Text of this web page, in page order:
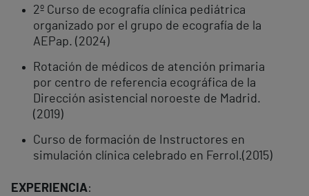
2º Curso de ecografía clínica pediátrica
organizado por el grupo de ecografía de la
AEPap. (2024)
Rotación de médicos de atención primaria
por centro de referencia ecográfica de la
Dirección asistencial noroeste de Madrid.
(2019)
Curso de formación de Instructores en
simulación clínica celebrado en Ferrol.(2015)
EXPERIENCIA: